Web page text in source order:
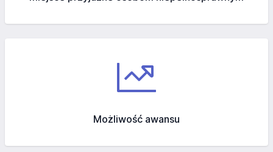
Możliwość awansu